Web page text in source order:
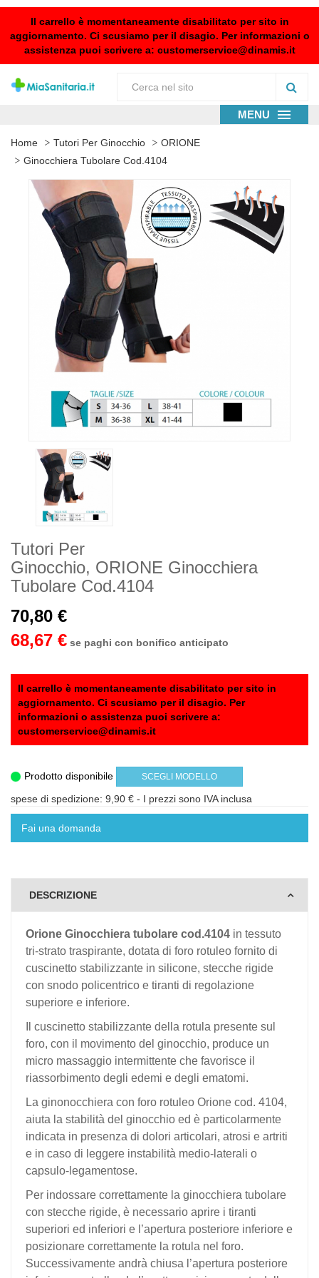
Il carrello è momentaneamente disabilitato per sito in
aggiornamento. Ci scusiamo per il disagio. Per informazioni o
assistenza puoi scrivere a: customerservice@dinamis.it
MENU
Home Tutori Per Ginocchio
ORIONE
Ginocchiera Tubolare Cod.4104
Tutori Per
Ginocchio, ORIONE Ginocchiera
Tubolare Cod.4104
70,80 €
68,67 € se paghi con bonifico anticipato
Il carrello è momentaneamente disabilitato per sito in
aggiornamento. Ci scusiamo per il disagio. Per
informazioni o assistenza puoi scrivere a:
customerservice@dinamis.it
Prodotto disponibile SCEGLI MODELLO
spese di spedizione: 9,90 € - I prezzi sono IVA inclusa
Fai una domanda
DESCRIZIONE
Orione Ginocchiera tubolare cod.4104 in tessuto
tri-strato traspirante, dotata di foro rotuleo fornito di
cuscinetto stabilizzante in silicone, stecche rigide
con snodo policentrico e tiranti di regolazione
superiore e inferiore.
Il cuscinetto stabilizzante della rotula presente sul
foro, con il movimento del ginocchio, produce un
micro massaggio intermittente che favorisce il
riassorbimento degli edemi e degli ematomi.
La ginonocchiera con foro rotuleo Orione cod. 4104,
aiuta la stabilità del ginocchio ed è particolarmente
indicata in presenza di dolori articolari, atrosi e artriti
e in caso di l eggere instabilità medio-laterali o
capsulo-legamentose.
Per indossare correttamente la ginocchiera tubolare
con stecche rigide, è necessario aprire i tiranti
superiori ed inferiori e l’apertura posteriore inferiore e
posizionare correttamente la rotula nel foro.
Successivamente andrà chiusa l’apertura posteriore